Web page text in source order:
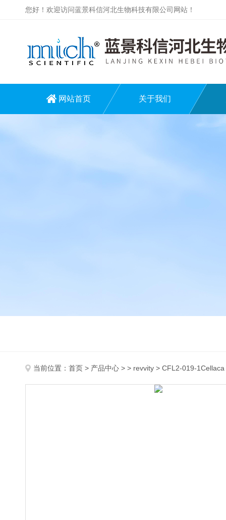
您好！欢迎访问蓝景科信河北生物科技有限公司网站！
网站首页 关于我们
当前位置： 首页 > 产品中心 > > revvity > CFL2-019-